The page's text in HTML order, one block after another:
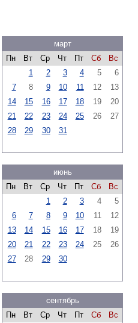
март
Пн
Вт Ср Чт Пт Сб
Вс
1
2 3 4 5
6
7
8 9 10 11 12
13
14
15 16 17 18 19
20
21
22 23 24 25 26
27
28
29 30 31
июнь
Пн
Вт Ср Чт Пт Сб
Вс
1
2 3 4
5
6
7 8 9 10 11
12
13
14 15 16 17 18
19
20
21 22 23 24 25
26
27
28 29 30
сентябрь
Пн
Вт Ср Чт Пт Сб
Вс